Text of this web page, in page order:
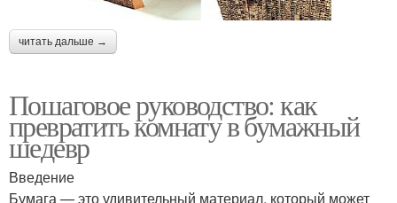
читать дальше →
Пошаговое руководство: как
превратить комнату в бумажный
шедевр
Введение
Бумага — это удивительный материал, который может